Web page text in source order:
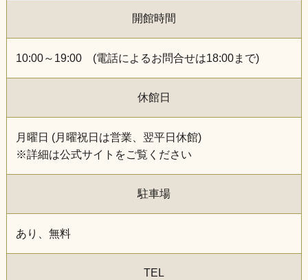
開館時間
10:00～19:00 (電話によるお問合せは18:00まで)
休館日
月曜日 (月曜祝日は営業、翌平日休館)
※詳細は公式サイトをご覧ください
駐車場
あり、無料
TEL